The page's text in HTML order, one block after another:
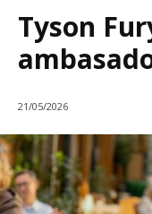
Tyson
21/05/2026